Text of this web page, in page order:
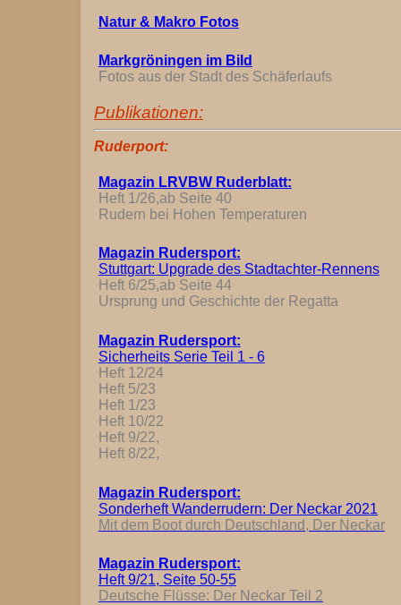
Natur & Makro Fotos
Markgröningen im Bild
Fotos aus der Stadt des Schäferlaufs
Publikationen:
Ruderport:
Magazin LRVBW Ruderblatt:
Heft 1/26,ab Seite 40
Rudern bei Hohen Temperaturen
Magazin Rudersport:
Stuttgart: Upgrade des Stadtachter-Rennens
Heft 6/25,ab Seite 44
Ursprung und Geschichte der Regatta
Magazin Rudersport:
Sicherheits Serie Teil 1 - 6
Heft 12/24
Heft 5/23
Heft 1/23
Heft 10/22
Heft 9/22,
Heft 8/22,
Magazin Rudersport:
Sonderheft Wanderrudern: Der Neckar 2021
Mit dem Boot durch Deutschland, Der Neckar
Magazin Rudersport:
Heft 9/21, Seite 50-55
Deutsche Flüsse: Der Neckar Teil 2